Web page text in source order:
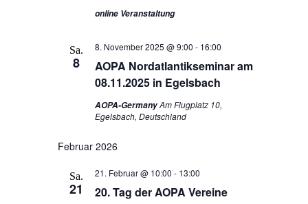
online Veranstaltung
Sa.
8
AOPA Nordatlantikseminar am
08.11.2025 in Egelsbach
8. November 2025 @ 9:00 - 16:00
AOPA-GermanyAm Flugplatz 10,
Egelsbach, Deutschland
Februar 2026
Sa.
21 20. Tag der AOPA Vereine
21. Februar @ 10:00 - 13:00